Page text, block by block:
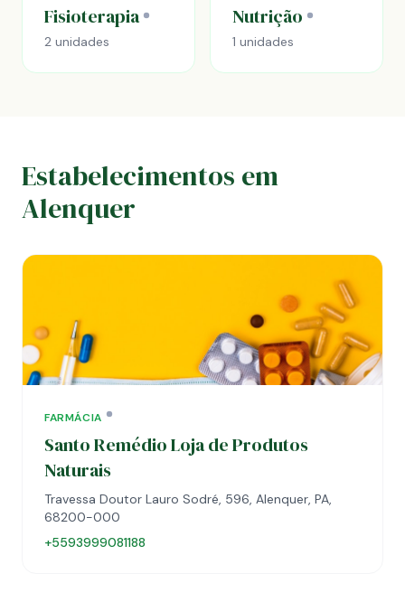
Fisioterapia
2 unidades
Nutrição
1 unidades
Estabelecimentos em
Alenquer
FARMÁCIA
Santo Remédio Loja de Produtos
Naturais
Travessa Doutor Lauro Sodré, 596, Alenquer, PA,
68200-000
+5593999081188